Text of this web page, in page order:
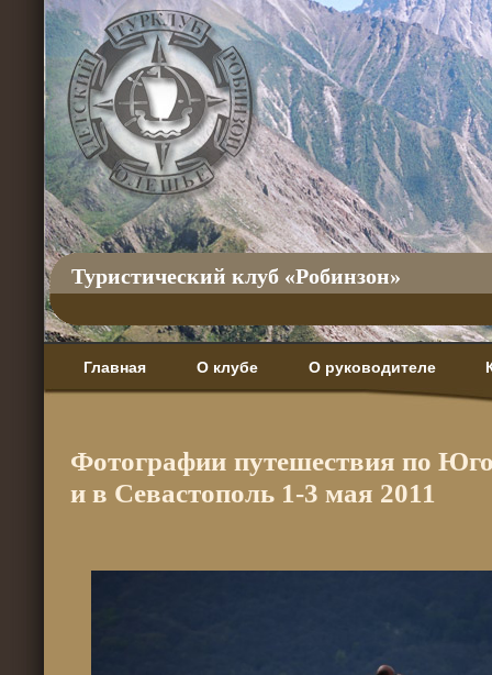
Туристический клуб «Робинзон»
Главная О клубе О руководителе
Фотографии путешествия по
и в Севастополь 1-3 мая 2011